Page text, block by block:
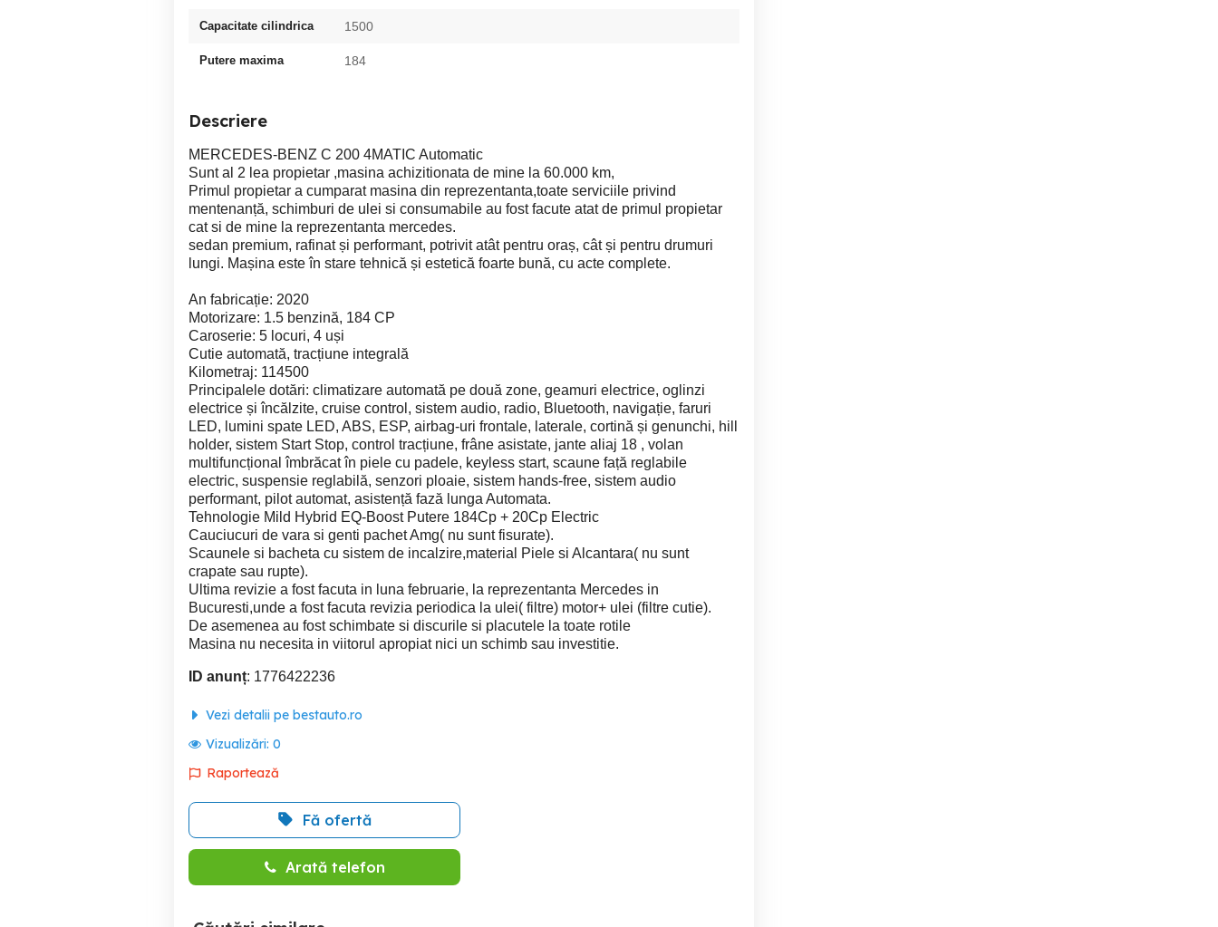
Capacitate cilindrica 1500
Putere maxima 184
Descriere
MERCEDES-BENZ C 200 4MATIC Automatic
Sunt al 2 lea propietar ,masina achizitionata de mine la 60.000 km,
Primul propietar a cumparat masina din reprezentanta,toate serviciile privind
mentenanță, schimburi de ulei si consumabile au fost facute atat de primul propietar
cat si de mine la reprezentanta mercedes.
sedan premium, rafinat și performant, potrivit atât pentru oraș, cât și pentru drumuri
lungi. Mașina este în stare tehnică și estetică foarte bună, cu acte complete.
An fabricație: 2020
Motorizare: 1.5 benzină, 184 CP
Caroserie: 5 locuri, 4 uși
Cutie automată, tracțiune integrală
Kilometraj: 114500
Principalele dotări: climatizare automată pe două zone, geamuri electrice, oglinzi
electrice și încălzite, cruise control, sistem audio, radio, Bluetooth, navigație, faruri
LED, lumini spate LED, ABS, ESP, airbag-uri frontale, laterale, cortină și genunchi, hill
holder, sistem Start Stop, control tracțiune, frâne asistate, jante aliaj 18 , volan
multifuncțional îmbrăcat în piele cu padele, keyless start, scaune față reglabile
electric, suspensie reglabilă, senzori ploaie, sistem hands-free, sistem audio
performant, pilot automat, asistență fază lunga Automata.
Tehnologie Mild Hybrid EQ-Boost Putere 184Cp + 20Cp Electric
Cauciucuri de vara si genti pachet Amg( nu sunt fisurate).
Scaunele si bacheta cu sistem de incalzire,material Piele si Alcantara( nu sunt
crapate sau rupte).
Ultima revizie a fost facuta in luna februarie, la reprezentanta Mercedes in
Bucuresti,unde a fost facuta revizia periodica la ulei( filtre) motor+ ulei (filtre cutie).
De asemenea au fost schimbate si discurile si placutele la toate rotile
Masina nu necesita in viitorul apropiat nici un schimb sau investitie.
ID anunț: 1776422236
Vezi detalii pe bestauto.ro
Vizualizări: 0
Raportează
Fă ofertă
Arată telefon